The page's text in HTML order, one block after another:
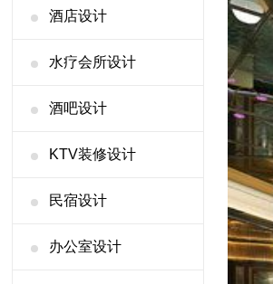
酒店设计
水疗会所设计
酒吧设计
KTV装修设计
民宿设计
办公室设计